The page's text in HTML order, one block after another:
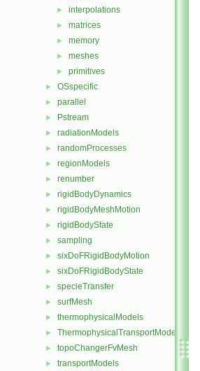
► interpolations
► matrices
► memory
► meshes
► primitives
► OSspecific
► parallel
► Pstream
► radiationModels
► randomProcesses
► regionModels
► renumber
► rigidBodyDynamics
► rigidBodyMeshMotion
► rigidBodyState
► sampling
► sixDoFRigidBodyMotion
► sixDoFRigidBodyState
► specieTransfer
► surfMesh
► thermophysicalModels
► ThermophysicalTransportModels
► topoChangerFvMesh
► transportModels